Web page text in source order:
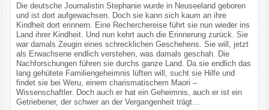
Die deutsche Journalistin Stephanie wurde in Neuseeland geboren
und ist dort aufgewachsen. Doch sie kann sich kaum an ihre
Kindheit dort erinnern. Eine Recherchereise führt sie nun wieder ins
Land ihrer Kindheit. Und nun kehrt auch die Erinnerung zurück. Sie
war damals Zeugin eines schrecklichen Geschehens. Sie will, jetzt
als Erwachsene endlich verstehen, was damals geschah. Die
Nachforschungen führen sie durchs ganze Land. Da sie endlich das
lang gehütete Familiengeheimnis lüften will, sucht sie Hilfe und
findet sie bei Weru, einem charismatischem Maori –
Wissenschaftler. Doch auch er hat ein Geheimnis, auch er ist ein
Getriebener, der schwer an der Vergangenheit trägt...